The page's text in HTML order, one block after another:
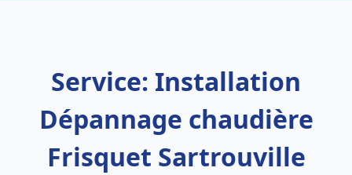
Service: Installation
Dépannage chaudière
Frisquet Sartrouville